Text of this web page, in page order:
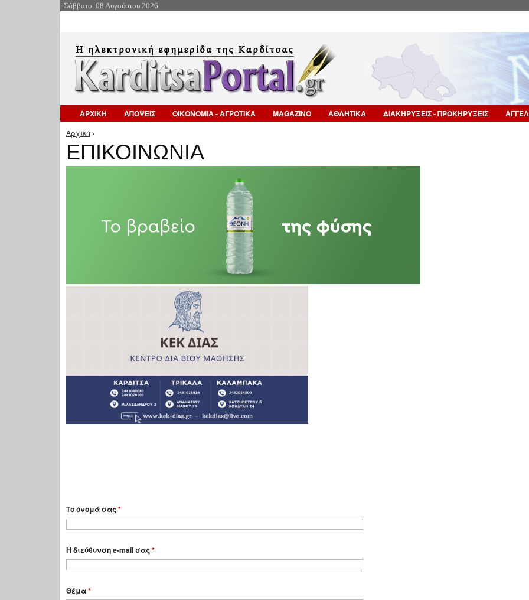
Σάββατο, 08 Αυγούστου 2026
ΑΡΧΙΚΗ ΑΠΟΨΕΙΣ ΟΙΚΟΝΟΜΙΑ - ΑΓΡΟΤΙΚΑ MAGAZINO ΑΘΛΗΤΙΚΑ ΔΙΑΚΗΡΥΞΕΙΣ - ΠΡΟΚΗΡΥΞΕΙΣ
Είστε εδώ
Αρχική ›
ΕΠΙΚΟΙΝΩΝΙΑ
Το όνομά σας*
Η διεύθυνση e-mail σας*
Θέμα*